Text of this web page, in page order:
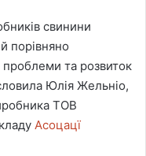
свинини
порівняно
та розвиток
Юлія Жельніо,
ТОВ
Асоцацї